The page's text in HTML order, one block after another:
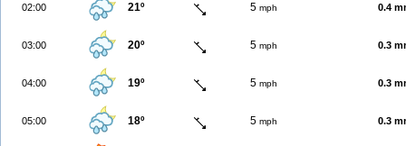
02:00 21º 5 mph 0.4
03:00 20º 5 mph 0.3
04:00 19º 5 mph 0.3
05:00 18º 5 mph 0.3